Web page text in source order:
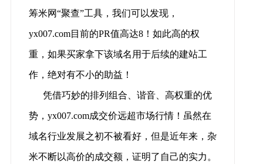
筹米网“聚查”工具，我们可以发现，
yx007.com目前的PR值高达8！如此高的权
重，如果买家拿下该域名用于后续的建站工
作，绝对有不小的助益！
凭借巧妙的排列组合、谐音、高权重的优
势，yx007.com成交价远超市场行情！虽然在
域名行业发展之初不被看好，但是近年来，杂
米不断以高价的成交额，证明了自己的实力。